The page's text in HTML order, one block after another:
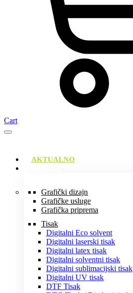
Cart
AKTUALNO
Grafički dizajn
Grafičke usluge
Grafička priprema
Tisak
Digitalni Eco solvent
Digitalni laserski tisak
Digitalni latex tisak
Digitalni solventni tisak
Digitalni sublimacijski tisak
Digitalni UV tisak
DTF Tisak